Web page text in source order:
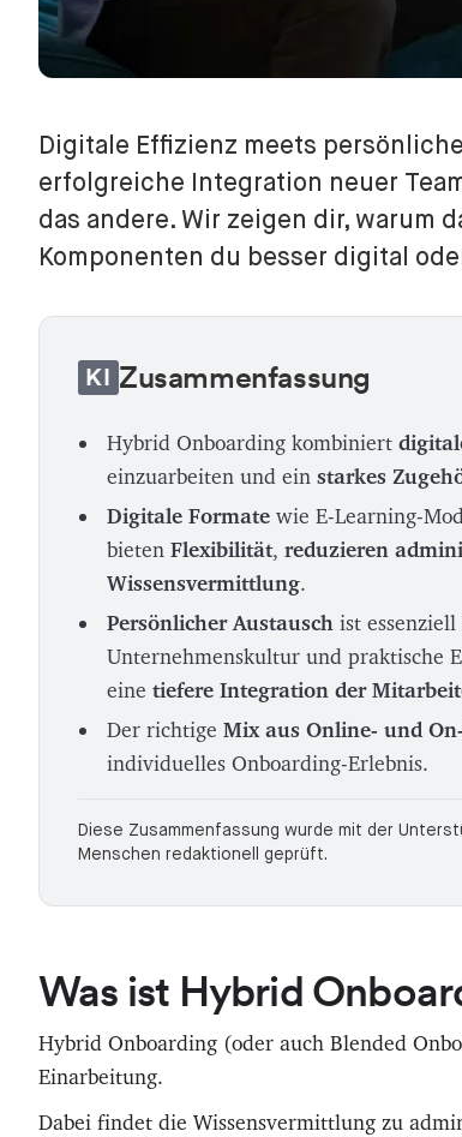
Digitale Effizienz meets
erfolgreiche Integration neuer
das andere. Wir zeigen dir, warum
Komponenten du besser digital
KI Zusammenfassung
Hybrid Onboarding kombiniert
einzuarbeiten und einstarkes
Digitale Formate wie E-Learning-
bietenFlexibilität,reduzieren
Wissensvermittlung.
Persönlicher Austausch ist
Unternehmenskultur und praktische
einetiefere Integration der
Der richtigeMix aus Online- und
individuelles Onboarding-Erlebnis.
Diese Zusammenfassung wurde mit der
Menschen redaktionell geprüft.
Was ist Hybrid
Hybrid Onboarding (oder auch Blended
Einarbeitung.
Dabei findet die Wissensvermittlung zu